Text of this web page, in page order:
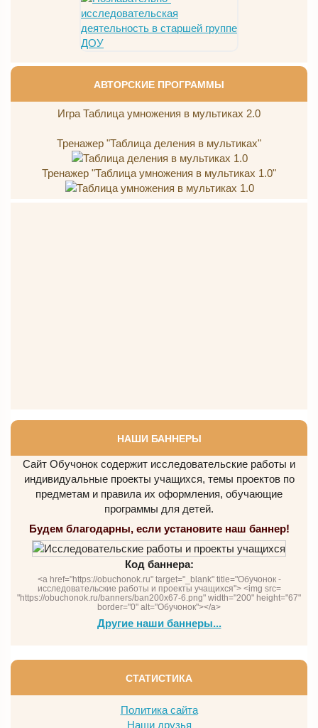
АВТОРСКИЕ ПРОГРАММЫ
Игра Таблица умножения в мультиках 2.0
Тренажер "Таблица деления в мультиках"
Тренажер "Таблица умножения в мультиках 1.0"
НАШИ БАННЕРЫ
Сайт Обучонок содержит исследовательские работы и
индивидуальные проекты учащихся, темы проектов по
предметам и правила их оформления, обучающие
программы для детей.
Будем благодарны, если установите наш баннер!
Код баннера:
<a href="https://obuchonok.ru" target="_blank" title="Обучонок -
исследовательские работы и проекты учащихся"> <img src=
"https://obuchonok.ru/banners/ban200x67-6.png" width="200" height="67"
border="0" alt="Обучонок"></a>
Другие наши баннеры...
СТАТИСТИКА
Политика сайта
Наши друзья